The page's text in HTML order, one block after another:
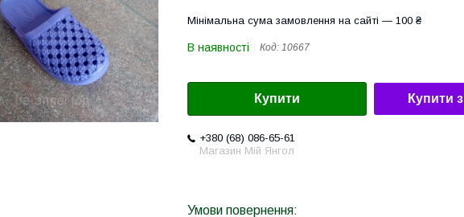
Мінімальна сума замовлення на сайті — 100 ₴
В наявності Код: 10667
Купити Купити з
+380 (68) 086-65-61
Магазин Мій Янгол